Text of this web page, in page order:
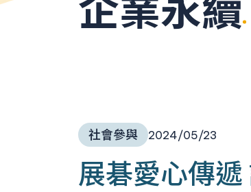
社會參與 2024/05/23
展碁愛心傳